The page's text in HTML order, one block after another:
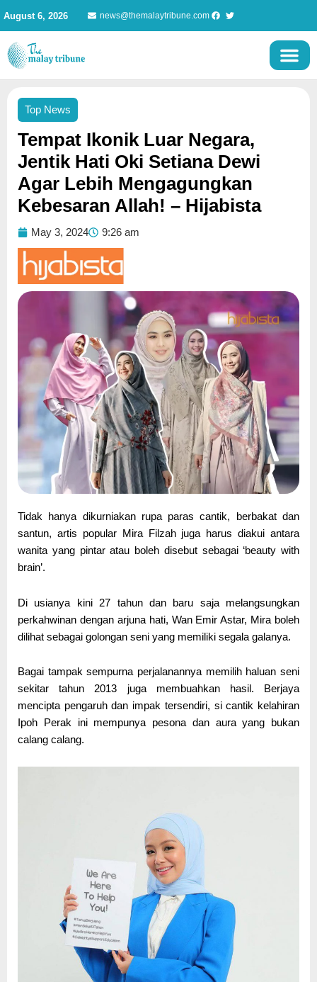
content
August 6, 2026 news@themalaytribune.com
Top News
Tempat Ikonik Luar Negara,
Jentik Hati Oki Setiana Dewi
Agar Lebih Mengagungkan
Kebesaran Allah! – Hijabista
May 3, 2024 9:26 am
Tidak hanya dikurniakan rupa paras cantik, berbakat dan
santun, artis popular Mira Filzah juga harus diakui antara
wanita yang pintar atau boleh disebut sebagai ‘beauty with
brain’.
Di usianya kini 27 tahun dan baru saja melangsungkan
perkahwinan dengan arjuna hati, Wan Emir Astar, Mira boleh
dilihat sebagai golongan seni yang memiliki segala galanya.
Bagai tampak sempurna perjalanannya memilih haluan seni
sekitar tahun 2013 juga membuahkan hasil. Berjaya
mencipta pengaruh dan impak tersendiri, si cantik kelahiran
Ipoh Perak ini mempunya pesona dan aura yang bukan
calang calang.